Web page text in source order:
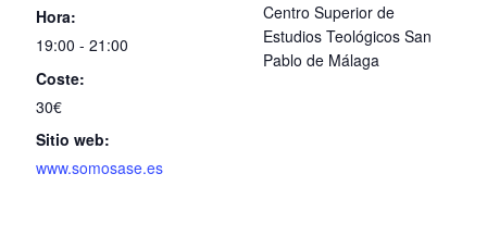
Hora:
19:00 - 21:00
Coste:
30€
Sitio web:
www.somosase.es
Centro Superior de
Estudios Teológicos San
Pablo de Málaga